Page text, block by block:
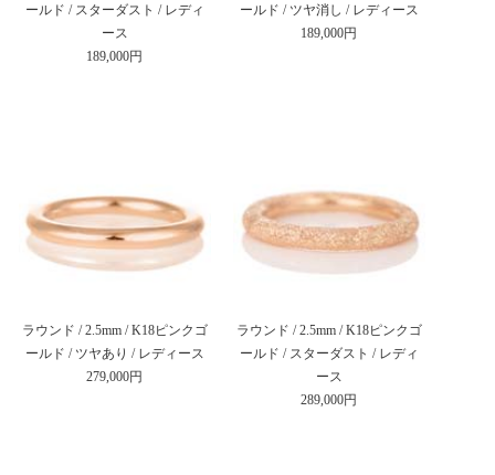
ールド / スターダスト / レディ
ース
189,000円
ールド / ツヤ消し / レディース
189,000円
ラウンド / 2.5mm / K18ピンクゴ
ールド / ツヤあり / レディース
279,000円
ラウンド / 2.5mm / K18ピンクゴ
ールド / スターダスト / レディ
ース
289,000円